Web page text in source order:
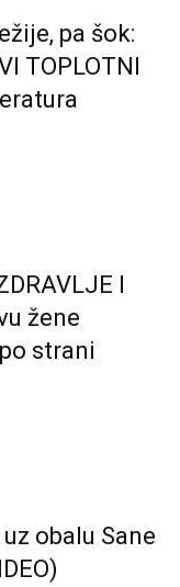
pa šok:
TOPLOTNI
I
žene
strani
obalu Sane